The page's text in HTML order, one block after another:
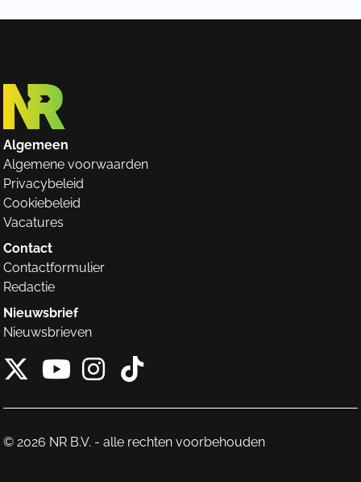
Algemeen
Algemene voorwaarden
Privacybeleid
Cookiebeleid
Vacatures
Contact
Contactformulier
Redactie
Nieuwsbrief
Nieuwsbrieven
X van NieuwRechts
Instagram van
Tiktok van
© 2026 NR B.V. - alle rechten voorbehouden